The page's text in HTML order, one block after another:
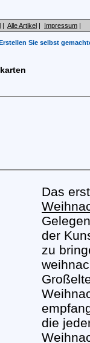
| Alle Artikel | Impressum |
Sie selbst
Das
der
zu
die